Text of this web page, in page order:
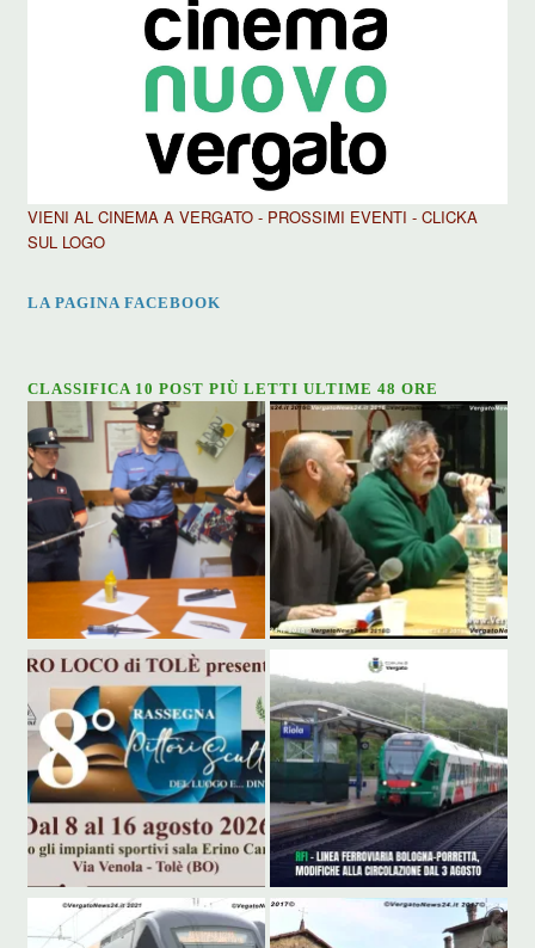
VIENI AL CINEMA A VERGATO - PROSSIMI EVENTI - CLICKA
SUL LOGO
LA PAGINA FACEBOOK
CLASSIFICA 10 POST PIÙ LETTI ULTIME 48 ORE